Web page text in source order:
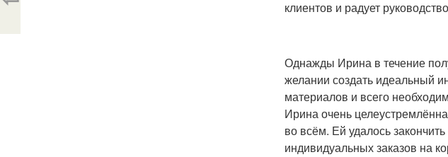
клиентов и радует
Однажды Ирина в течение
желании создать идеальный
материалов и всего
Ирина очень
во всём. Ей удалось
индивидуальных заказов на